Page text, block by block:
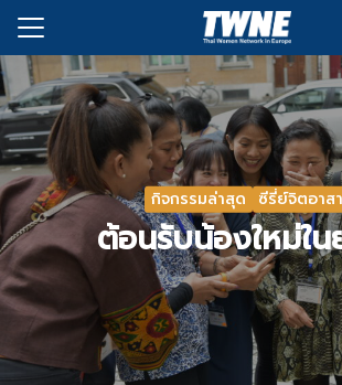
Skip
content
เรา
มพ์
รา
Search
for:
กิจกรรมล่าสุด ซีรี่ย์จิตอาสา
ต้อนรับน้องใหม่ใน